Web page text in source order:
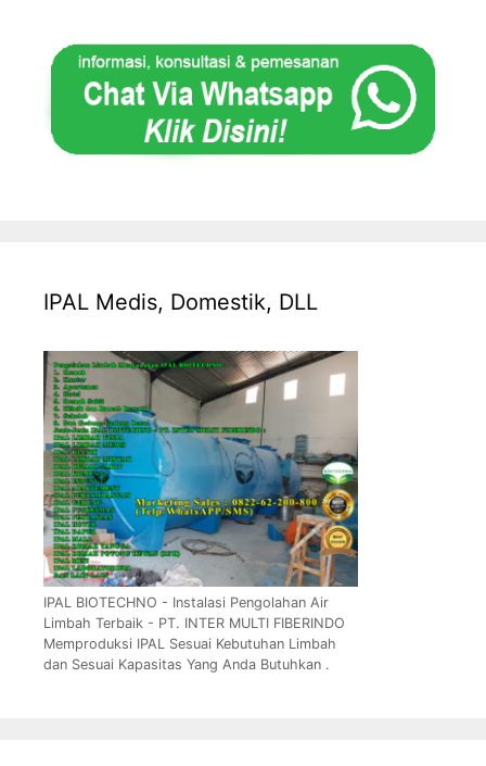
IPAL Medis, Domestik, DLL
IPAL BIOTECHNO - Instalasi Pengolahan Air
Limbah Terbaik - PT. INTER MULTI FIBERINDO
Memproduksi IPAL Sesuai Kebutuhan Limbah
dan Sesuai Kapasitas Yang Anda Butuhkan .